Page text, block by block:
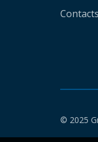
Contacts
© 2025